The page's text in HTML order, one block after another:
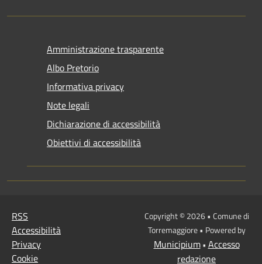
Amministrazione trasparente
Albo Pretorio
Informativa privacy
Note legali
Dichiarazione di accessibilità
Obiettivi di accessibilità
RSS
Accessibilità
Privacy
Cookie
Copyright © 2026 • Comune di
Torremaggiore • Powered by
Municipium• Accesso
redazione